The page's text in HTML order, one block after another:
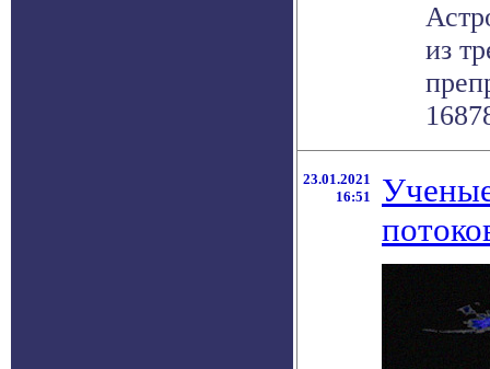
из
23.01.2021
16:51